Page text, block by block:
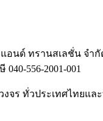
อนด์ ทรานสเลชั่น จำกั
040-556-2001-001
จร ทั่วประเทศไทยแล